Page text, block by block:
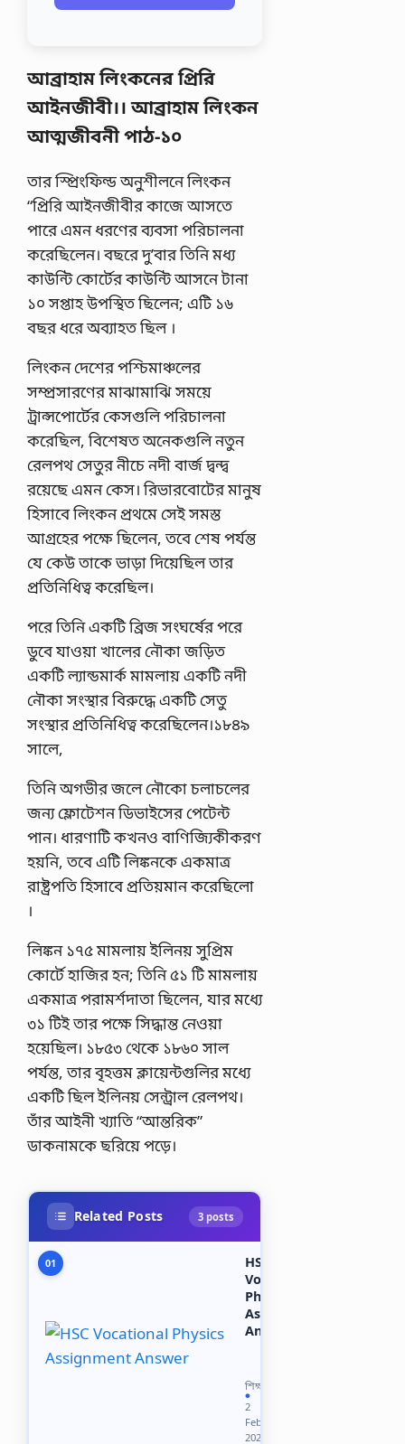
আব্রাহাম লিংকনের প্রিরি
আইনজীবী।। আব্রাহাম লিংকন
আত্মজীবনী পাঠ-১০
তার স্প্রিংফিল্ড অনুশীলনে লিংকন
“প্রিরি আইনজীবীর কাজে আসতে
পারে এমন ধরণের ব্যবসা পরিচালনা
করেছিলেন। বছরে দু’বার তিনি মধ্য
কাউন্টি কোর্টের কাউন্টি আসনে টানা
১০ সপ্তাহ উপস্থিত ছিলেন; এটি ১৬
বছর ধরে অব্যাহত ছিল ।
লিংকন দেশের পশ্চিমাঞ্চলের
সম্প্রসারণের মাঝামাঝি সময়ে
ট্রান্সপোর্টের কেসগুলি পরিচালনা
করেছিল, বিশেষত অনেকগুলি নতুন
রেলপথ সেতুর নীচে নদী বার্জ দ্বন্দ্ব
রয়েছে এমন কেস। রিভারবোটের মানুষ
হিসাবে লিংকন প্রথমে সেই সমস্ত
আগ্রহের পক্ষে ছিলেন, তবে শেষ পর্যন্ত
যে কেউ তাকে ভাড়া দিয়েছিল তার
প্রতিনিধিত্ব করেছিল।
পরে তিনি একটি ব্রিজ সংঘর্ষের পরে
ডুবে যাওয়া খালের নৌকা জড়িত
একটি ল্যান্ডমার্ক মামলায় একটি নদী
নৌকা সংস্থার বিরুদ্ধে একটি সেতু
সংস্থার প্রতিনিধিত্ব করেছিলেন।১৮৪৯
সালে,
তিনি অগভীর জলে নৌকো চলাচলের
জন্য ফ্লোটেশন ডিভাইসের পেটেন্ট
পান। ধারণাটি কখনও বাণিজ্যিকীকরণ
হয়নি, তবে এটি লিঙ্কনকে একমাত্র
রাষ্ট্রপতি হিসাবে প্রতিয়মান করেছিলো
।
লিঙ্কন ১৭৫ মামলায় ইলিনয় সুপ্রিম
কোর্টে হাজির হন; তিনি ৫১ টি মামলায়
একমাত্র পরামর্শদাতা ছিলেন, যার মধ্যে
৩১ টিই তার পক্ষে সিদ্ধান্ত নেওয়া
হয়েছিল। ১৮৫৩ থেকে ১৮৬০ সাল
পর্যন্ত, তার বৃহত্তম ক্লায়েন্টগুলির মধ্যে
একটি ছিল ইলিনয় সেন্ট্রাল রেলপথ।
তাঁর আইনী খ্যাতি “আন্তরিক”
ডাকনামকে ছরিয়ে পড়ে।
Related Posts 3 posts
01
HSC
Vocational
Physics
Assignment
Answer
পদার্থ
বিজ্ঞান
অ্যাসাইনমেন্ট
উত্তর
শিক্ষা
●
2
Feb
2021